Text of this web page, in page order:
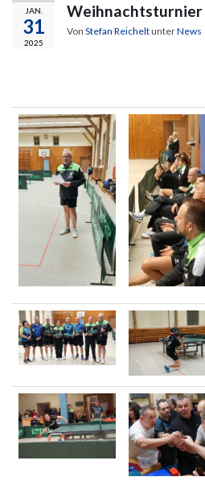
JAN.
31
2025
Weihnachtsturnier
Von Stefan ReicheltunterNews